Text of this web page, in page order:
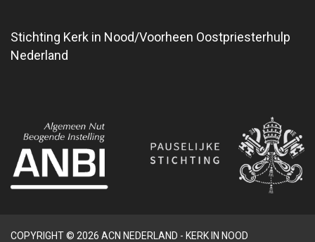
Stichting Kerk in Nood/Voorheen Oostpriesterhulp
Nederland
COPYRIGHT © 2026 ACN NEDERLAND - KERK IN NOOD